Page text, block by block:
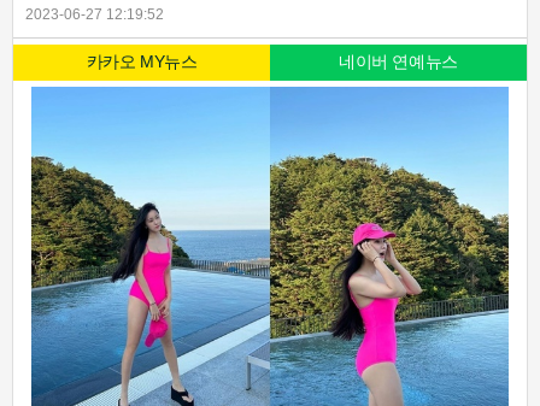
2023-06-27 12:19:52
카카오 MY뉴스 네이버 연예뉴스